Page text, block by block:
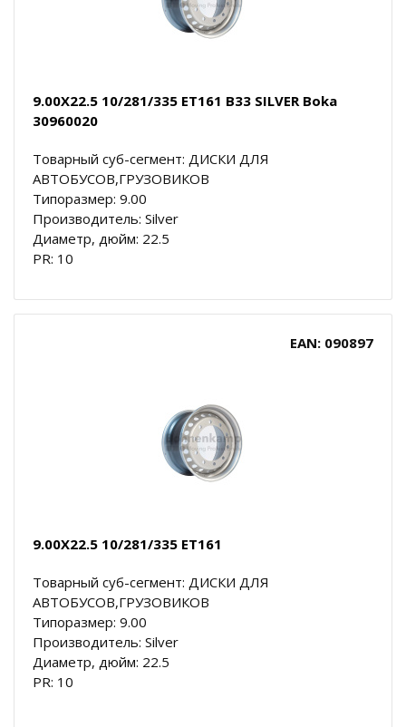
9.00X22.5 10/281/335 ET161 B33 SILVER Boka
30960020
Товарный суб-сегмент: ДИСКИ ДЛЯ
АВТОБУСОВ,ГРУЗОВИКОВ
Типоразмер: 9.00
Производитель: Silver
Диаметр, дюйм: 22.5
PR: 10
EAN: 090897
9.00X22.5 10/281/335 ET161
Товарный суб-сегмент: ДИСКИ ДЛЯ
АВТОБУСОВ,ГРУЗОВИКОВ
Типоразмер: 9.00
Производитель: Silver
Диаметр, дюйм: 22.5
PR: 10